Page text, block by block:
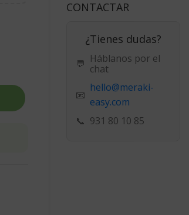
CONTACTAR
¿Tienes dudas?
💬 Háblanos por el
chat
📧
hello@meraki-
easy.com
📞 931 80 10 85